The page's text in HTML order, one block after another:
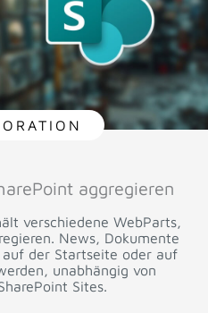
aggregieren
verschiedene WebParts,
News, Dokumente
auf der Startseite oder auf
unabhängig von
Sites.